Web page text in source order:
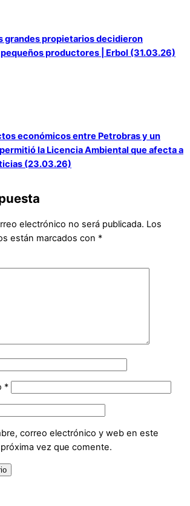
grandes propietarios decidieron
productores | Erbol (31.03.26)
económicos entre Petrobras y un
la Licencia Ambiental que afecta a
(23.03.26)
electrónico no será publicada. Los
están marcados con *
*
correo electrónico y web en este
vez que comente.